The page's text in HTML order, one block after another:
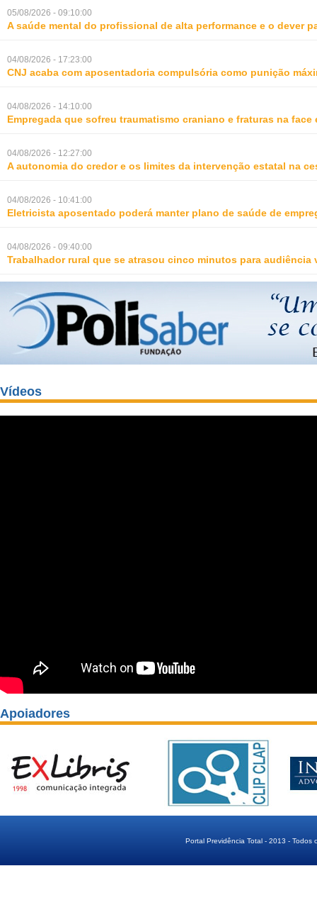
05/08/2026 - 09:10:00
A saúde mental do profissional de alta performance e o dever
04/08/2026 - 17:23:00
CNJ acaba com aposentadoria compulsória como punição
04/08/2026 - 14:10:00
Empregada que sofreu traumatismo craniano e fraturas na
04/08/2026 - 12:27:00
A autonomia do credor e os limites da intervenção estatal na
04/08/2026 - 10:41:00
Eletricista aposentado poderá manter plano de saúde de
04/08/2026 - 09:40:00
Trabalhador rural que se atrasou cinco minutos para
Vídeos
Apoiadores
Portal Previdência Total - 2013 - Todos